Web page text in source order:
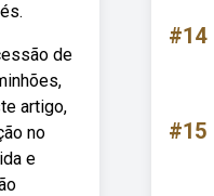
de
artigo,
no
e
#14
#15